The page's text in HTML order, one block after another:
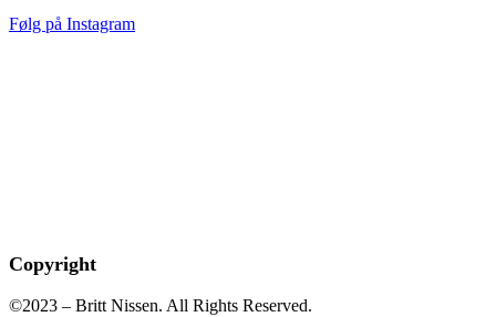
Følg på Instagram
Copyright
©2023 – Britt Nissen. All Rights Reserved.